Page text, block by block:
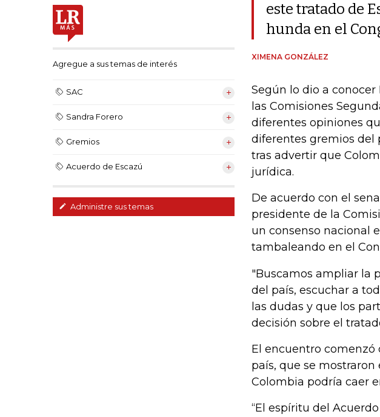
Agregue a sus temas de interés
SAC
Sandra Forero
Gremios
Acuerdo de Escazú
Administre sus temas
este tratado de
hunda en el
XIMENA GONZÁLEZ
Según lo dio a
las Comisiones
diferentes opiniones
diferentes gremios del
tras advertir que
jurídica.
De acuerdo con el
presidente de la
un consenso nacional
tambaleando en el
"Buscamos ampliar la
del país, escuchar a
las dudas y que los
decisión sobre el
El encuentro comenzó
país, que se
Colombia podría caer
“El espíritu del